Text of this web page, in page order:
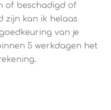
of beschadigd of
zijn kan ik helaas
van je
5 werkdagen het